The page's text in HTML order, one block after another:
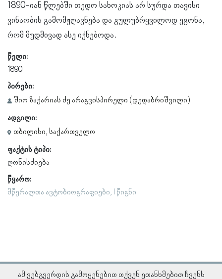
1890-იან წლებში თედო სახოკიას არ სურდა თავისი
ვინაობის გამომჟღავნება და გულუბრყვილოდ ეგონა,
რომ მუდმივად ასე იქნებოდა.
წელი:
1890
პირები:
შიო ზაქარიას ძე არაგვისპირელი (დედაბრიშვილი)
ადგილი:
თბილისი, საქართველო
ფაქტის ტიპი:
ღონისძიება
წყარო:
მწერალთა ავტობიოგრაფიები, I წიგნი
ამ ვებგვერდის გამოყენებით თქვენ ეთანხმებით ჩვენს